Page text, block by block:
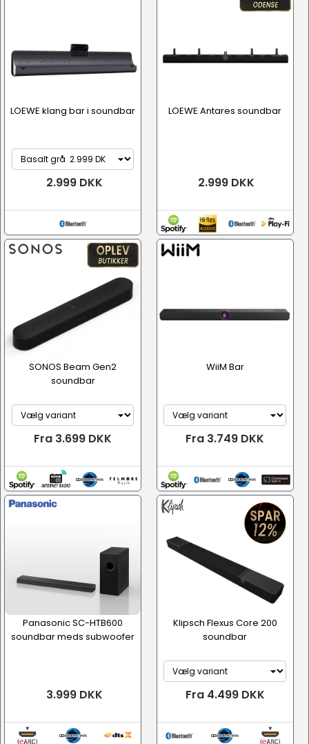
LOEWE klang bar i soundbar
2.999 DKK
LOEWE Antares soundbar
2.999 DKK
SONOS Beam Gen2
soundbar
Fra 3.699 DKK
WiiM Bar
Fra 3.749 DKK
Panasonic SC-HTB600
soundbar meds subwoofer
3.999 DKK
Klipsch Flexus Core 200
soundbar
Fra 4.499 DKK